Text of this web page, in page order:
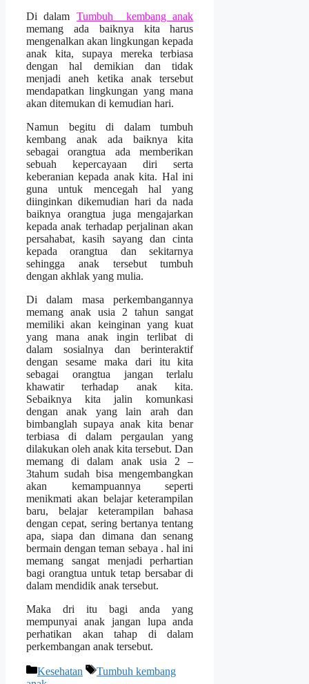
Di dalam Tumbuh kembang anak
memang ada baiknya kita harus
mengenalkan akan lingkungan kepada
anak kita, supaya mereka terbiasa
dengan hal demikian dan tidak
menjadi aneh ketika anak tersebut
mendapatkan lingkungan yang mana
akan ditemukan di kemudian hari.
Namun begitu di dalam tumbuh
kembang anak ada baiknya kita
sebagai orangtua ada memberikan
sebuah kepercayaan diri serta
keberanian kepada anak kita. Hal ini
guna untuk mencegah hal yang
diinginkan dikemudian hari da nada
baiknya orangtua juga mengajarkan
kepada anak terhadap perjalinan akan
persahabat, kasih sayang dan cinta
kepada orangtua dan sekitarnya
sehingga anak tersebut tumbuh
dengan akhlak yang mulia.
Di dalam masa perkembangannya
memang anak usia 2 tahun sangat
memiliki akan keinginan yang kuat
yang mana anak ingin terlibat di
dalam sosialnya dan berinteraktif
dengan sesame maka dari itu kita
sebagai orangtua jangan terlalu
khawatir terhadap anak kita.
Sebaiknya kita jalin komunkasi
dengan anak yang lain arah dan
bimbanglah supaya anak kita benar
terbiasa di dalam pergaulan yang
dilakukan oleh anak kita tersebut. Dan
memang di dalam anak usia 2 –
3tahum sudah bisa mengembangkan
akan kemampuannya seperti
menikmati akan belajar keterampilan
baru, belajar keterampilan bahasa
dengan cepat, sering bertanya tentang
apa, siapa dan dimana dan senang
bermain dengan teman sebaya . hal ini
memang sangat menjadi perhartian
bagi orangtua untuk tetap bersabar di
dalam mendidik anak tersebut.
Maka dri itu bagi anda yang
mempunyai anak jangan lupa anda
perhatikan akan tahap di dalam
perkembangan anak tersebut.
Categories
Kesehatan Tags
Tumbuh kembang